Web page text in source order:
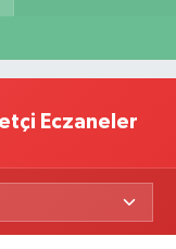
Eczaneler